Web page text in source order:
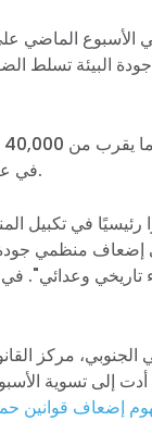
الماضي على
البيئة تسلط
في عام 2014، وهي واحدة من أسوأ الكوارث البيئية في تاريخ الولاية.
رئيسيًا في تكبيل
إضعاف منظمي
تاريخي وعدائي".
الجنوبي، مركز
إلى تسوية